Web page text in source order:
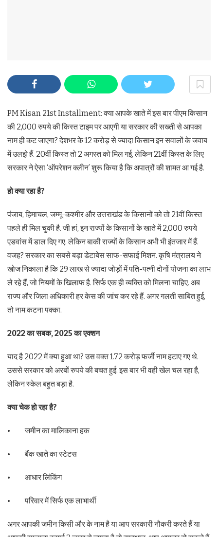
PM Kisan 21st Installment: क्या आपके खाते में इस बार पीएम किसान
की 2,000 रुपये की किस्त टाइम पर आएगी या सरकार की सख्ती से आपका
नाम ही कट जाएगा? देशभर के 12 करोड़ से ज्यादा किसान इन सवालों के जवाब
में उलझे हैं. 20वीं किस्त तो 2 अगस्त को मिल गई, लेकिन 21वीं किस्त के लिए
सरकार ने ऐसा ‘ऑपरेशन क्लीन’ शुरू किया है कि अपात्रों की शामत आ गई है.
हो क्या रहा है?
पंजाब, हिमाचल, जम्मू-कश्मीर और उत्तराखंड के किसानों को तो 21वीं किस्त
पहले ही मिल चुकी है. जी हां, इन राज्यों के किसानों के खाते में 2,000 रुपये
एडवांस में डाल दिए गए. लेकिन बाकी राज्यों के किसान अभी भी इंतजार में हैं.
वजह? सरकार का सबसे बड़ा डेटाबेस साफ-सफाई मिशन. कृषि मंत्रालय ने
खोज निकाला है कि 29 लाख से ज्यादा जोड़ों में पति-पत्नी दोनों योजना का लाभ
ले रहे हैं, जो नियमों के खिलाफ है. सिर्फ एक ही व्यक्ति को मिलना चाहिए. अब
राज्य और जिला अधिकारी हर केस की जांच कर रहे हैं. अगर गलती साबित हुई,
तो नाम कटना पक्का.
2022 का सबक, 2025 का एक्शन
याद है 2022 में क्या हुआ था? उस वक्त 1.72 करोड़ फर्जी नाम हटाए गए थे.
उससे सरकार को अरबों रुपये की बचत हुई. इस बार भी वही खेल चल रहा है,
लेकिन स्केल बहुत बड़ा है.
क्या चेक हो रहा है?
• जमीन का मालिकाना हक
• बैंक खाते का स्टेटस
• आधार लिंकिंग
• परिवार में सिर्फ एक लाभार्थी
अगर आपकी जमीन किसी और के नाम है या आप सरकारी नौकरी करते हैं या